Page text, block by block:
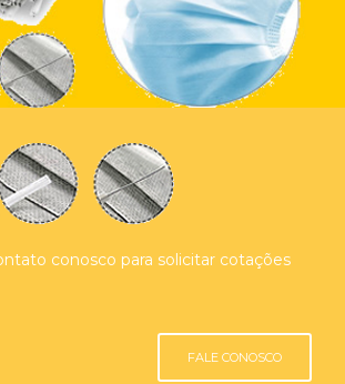
conosco para solicitar cotações
FALE CONOSCO